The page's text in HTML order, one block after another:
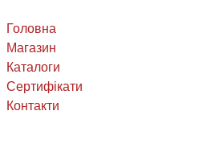
Головна
Магазин
Каталоги
Сертифікати
Контакти